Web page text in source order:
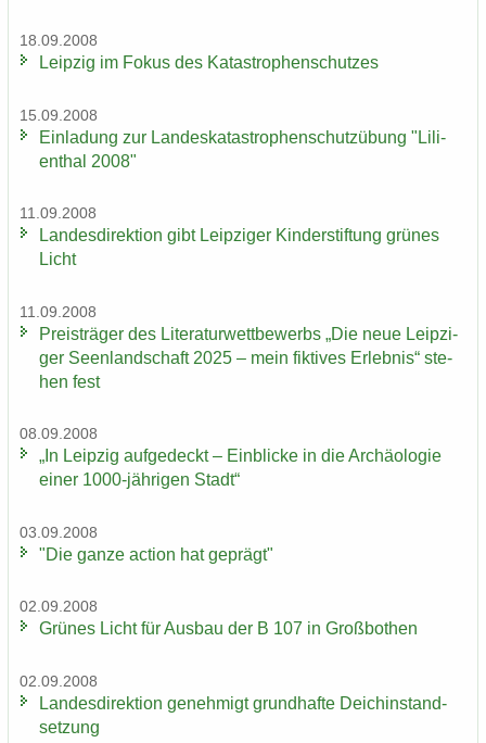
18.09.2008
Leip­zig im Fokus des Ka­ta­stro­phen­schut­zes
15.09.2008
Ein­la­dung zur Lan­des­ka­ta­stro­phen­schutz­übung "Li­li­
en­thal 2008"
11.09.2008
Lan­des­di­rek­ti­on gibt Leip­zi­ger Kin­der­stif­tung grü­nes
Licht
11.09.2008
Preis­trä­ger des Li­te­ra­tur­wett­be­werbs „Die neue Leip­zi­
ger Se­en­land­schaft 2025 – mein fik­ti­ves Er­leb­nis“ ste­
hen fest
08.09.2008
„In Leip­zig auf­ge­deckt – Ein­bli­cke in die Ar­chäo­lo­gie
einer 1000-​jährigen Stadt“
03.09.2008
"Die ganze ac­tion hat ge­prägt"
02.09.2008
Grü­nes Licht für Aus­bau der B 107 in Groß­bo­then
02.09.2008
Lan­des­di­rek­ti­on ge­neh­migt grund­haf­te Deich­in­stand­
set­zung